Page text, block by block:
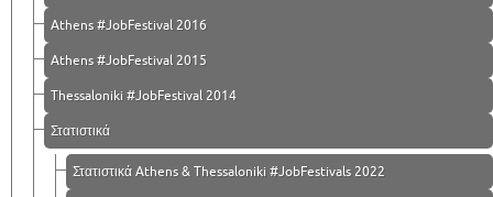
Athens #JobFestival 2016
Athens #JobFestival 2015
Thessaloniki #JobFestival 2014
Στατιστικά
Στατιστικά Athens & Thessaloniki #JobFestivals 2022